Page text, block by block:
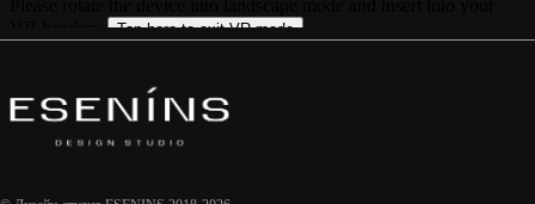
задержать взгляд на этом
элементе, пробуждает его
потрогать и рассмотреть поближе,
что же там изображено. Основная